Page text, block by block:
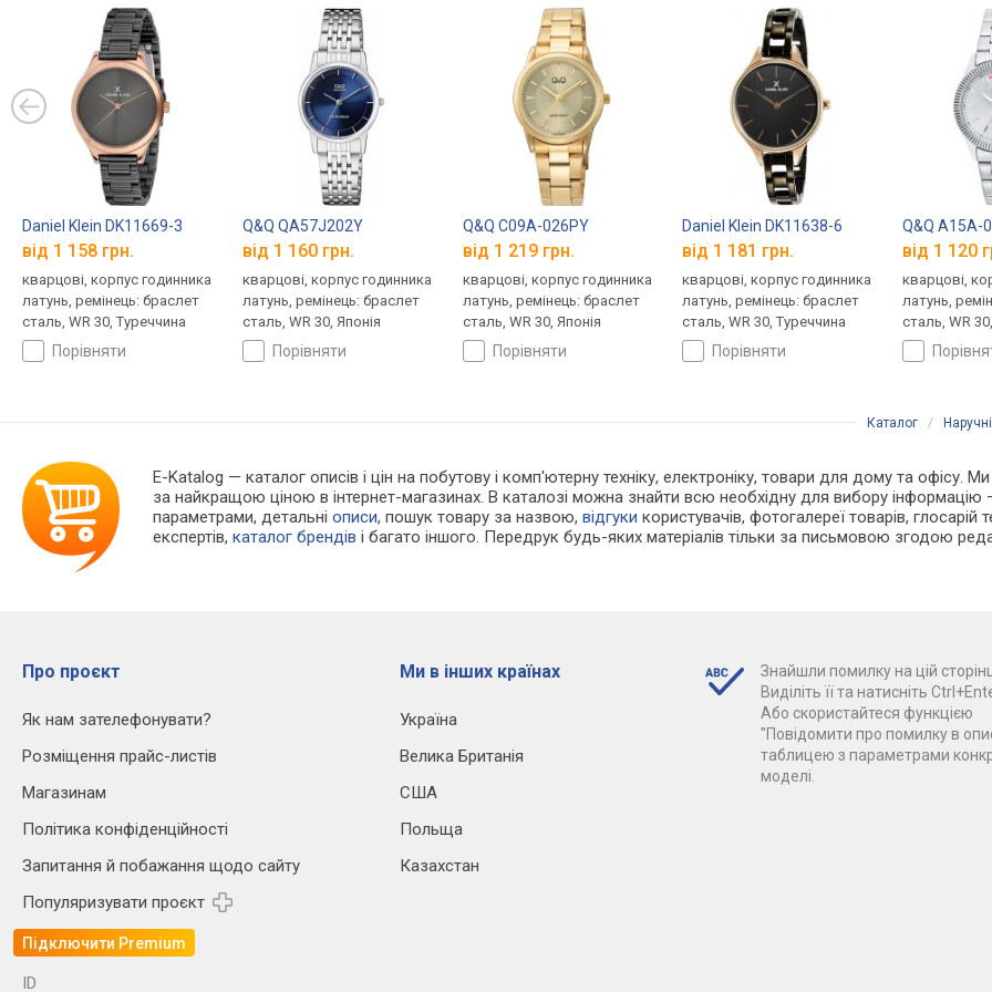
Daniel Klein DK11669-3
від 1 158 грн.
кварцові, корпус годинника
латунь, ремінець: браслет
сталь, WR 30, Туреччина
порівняти
Q&Q QA57J202Y
від 1 160 грн.
кварцові, корпус годинника
латунь, ремінець: браслет
сталь, WR 30, Японія
порівняти
Q&Q C09A-026PY
від 1 219 грн.
кварцові, корпус годинника
латунь, ремінець: браслет
сталь, WR 30, Японія
порівняти
Daniel Klein DK11638-6
від 1 181 грн.
кварцові, корпус годинника
латунь, ремінець: браслет
сталь, WR 30, Туреччина
порівняти
Q&Q A15A-
від 1 120
кварцові,
латунь,
сталь, WR
Каталог /
E-Katalog — каталог описів і цін на побутову і комп'ютерну техніку, електроніку, товари для дому та офісу.
за найкращою ціною в інтернет-магазинах. В каталозі можна знайти всю необхідну для вибору
параметрами, детальніописи, пошук товару за назвою,відгуки користувачів, фотогалереї товарів, глосарій
експертів,каталог брендів і багато іншого. Передрук будь-яких матеріалів тільки за письмовою згодою
Про проєкт
Як нам зателефонувати?
Розміщення прайс-листів
Магазинам
Політика конфіденційності
Запитання й побажання щодо сайту
Популяризувати проєкт
Підключити Premium
Ми в інших країнах
Україна
Велика Британія
США
Польща
Казахстан
Знайшли помилку на цій
Виділіть її та натисніть
Або скористайтеся функцією
"Повідомити про помилку в
таблицею з параметрами
моделі.
ID